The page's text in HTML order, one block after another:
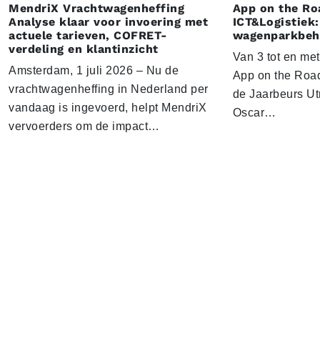
MendriX Vrachtwagenheffing
Analyse klaar voor invoering met
actuele tarieven, COFRET-
verdeling en klantinzicht
Amsterdam, 1 juli 2026 – Nu de
vrachtwagenheffing in Nederland per
vandaag is ingevoerd, helpt MendriX
vervoerders om de impact…
App on the
Van 3 tot en
App on the
de Jaarbeurs
Oscar…